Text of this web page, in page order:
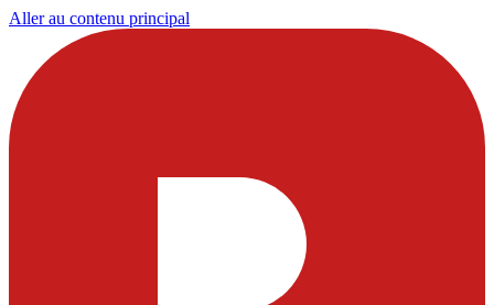
Aller au contenu principal